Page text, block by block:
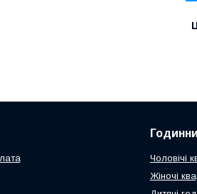
Чоловічі
Жіночі